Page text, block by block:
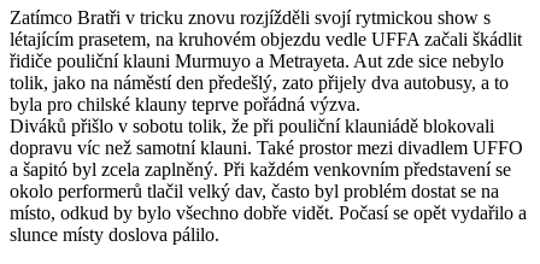
Zatímco Bratři v tricku znovu rozjížděli svojí rytmickou show s
létajícím prasetem, na kruhovém objezdu vedle UFFA začali škádlit
řidiče pouliční klauni Murmuyo a Metrayeta. Aut zde sice nebylo
tolik, jako na náměstí den předešlý, zato přijely dva autobusy, a to
byla pro chilské klauny teprve pořádná výzva.
Diváků přišlo v sobotu tolik, že při pouliční klauniádě blokovali
dopravu víc než samotní klauni. Také prostor mezi divadlem UFFO
a šapitó byl zcela zaplněný. Při každém venkovním představení se
okolo performerů tlačil velký dav, často byl problém dostat se na
místo, odkud by bylo všechno dobře vidět. Počasí se opět vydařilo a
slunce místy doslova pálilo.